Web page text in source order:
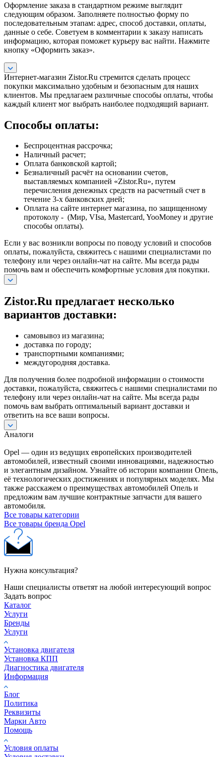
Оформление заказа в стандартном режиме выглядит
следующим образом. Заполняете полностью форму по
последовательным этапам: адрес, способ доставки, оплаты,
данные о себе. Советуем в комментарии к заказу написать
информацию, которая поможет курьеру вас найти. Нажмите
кнопку «Оформить заказ».
Интернет-магазин Zistor.Ru стремится сделать процесс
покупки максимально удобным и безопасным для наших
клиентов. Мы предлагаем различные способы оплаты, чтобы
каждый клиент мог выбрать наиболее подходящий вариант.
Способы оплаты:
Беспроцентная рассрочка;
Наличный расчет;
Оплата банковской картой;
Безналичный расчёт на основании счетов,
выставляемых компанией «Zistor.Ru», путем
перечисления денежных средств на расчетный счет в
течение 3-х банковских дней;
Оплата на сайте интернет магазина, по защищенному
протоколу - (Мир, VIsa, Mastercard, YooMoney и другие
способы оплаты).
Если у вас возникли вопросы по поводу условий и способов
оплаты, пожалуйста, свяжитесь с нашими специалистами по
телефону или через онлайн-чат на сайте. Мы всегда рады
помочь вам и обеспечить комфортные условия для покупки.
Zistor.Ru предлагает несколько
вариантов доставки:
самовывоз из магазина;
доставка по городу;
транспортными компаниями;
междугородняя доставка.
Для получения более подробной информации о стоимости
доставки, пожалуйста, свяжитесь с нашими специалистами по
телефону или через онлайн-чат на сайте. Мы всегда рады
помочь вам выбрать оптимальный вариант доставки и
ответить на все ваши вопросы.
Аналоги
Opel — один из ведущих европейских производителей
автомобилей, известный своими инновациями, надежностью
и элегантным дизайном. Узнайте об истории компании Опель,
её технологических достижениях и популярных моделях. Мы
также расскажем о преимуществах автомобилей Опель и
предложим вам лучшие контрактные запчасти для вашего
автомобиля.
Все товары категории
Все товары бренда Opel
Нужна консультация?
Наши специалисты ответят на любой интересующий вопрос
Задать вопрос
Каталог
Услуги
Бренды
Услуги
Установка двигателя
Установка КПП
Диагностика двигателя
Информация
Блог
Политика
Реквизиты
Марки Авто
Помощь
Условия оплаты